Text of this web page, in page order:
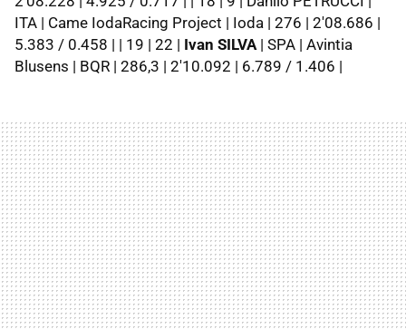
ITA | Came IodaRacing Project | Ioda | 276 | 2'08.686 |
5.383 / 0.458 | | 19 | 22 | Ivan SILVA| SPA | Avintia
Blusens | BQR | 286,3 | 2'10.092 | 6.789 / 1.406 |